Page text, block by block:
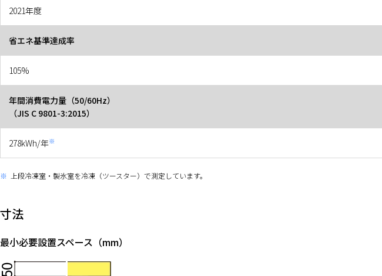
2021年度
省エネ基準達成率
105%
年間消費電力量（50/60Hz）
（JIS C 9801-3:2015）
278kWh/年※
※ 上段冷凍室・製氷室を冷凍（ツースター）で測定しています。
寸法
最小必要設置スペース（mm）